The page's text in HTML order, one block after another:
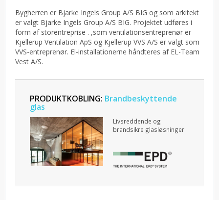
Bygherren er Bjarke Ingels Group A/S BIG og som arkitekt
er valgt Bjarke Ingels Group A/S BIG. Projektet udføres i
form af storentreprise . ,som ventilationsentreprenør er
Kjellerup Ventilation ApS og Kjellerup VVS A/S er valgt som
VVS-entreprenør. El-installationerne håndteres af EL-Team
Vest A/S.
PRODUKTKOBLING: Brandbeskyttende
glas
Livsreddende og
brandsikre glasløsninger